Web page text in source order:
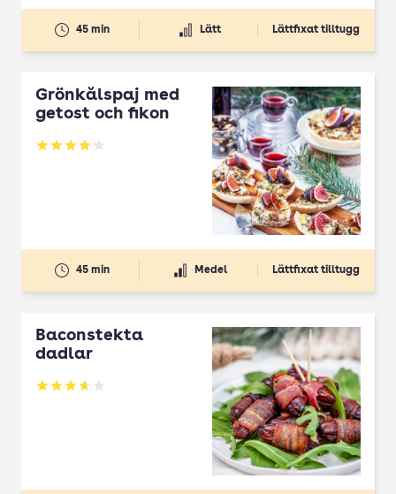
45 min Lätt Lättfixat tilltugg
Grönkålspaj med
getost och fikon
Betyg: 4.02 av 5
45 min Medel Lättfixat tilltugg
Baconstekta
dadlar
Betyg: 3.66 av 5